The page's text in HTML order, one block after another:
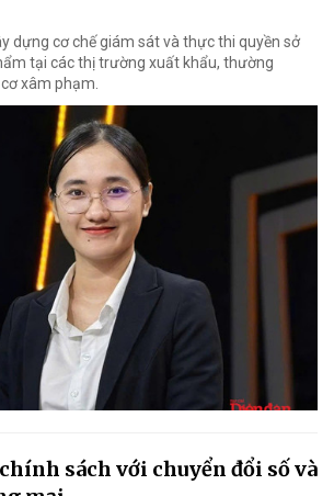
dựng cơ chế giám sát và thực thi quyền sở
tại các thị trường xuất khẩu, thường
xâm phạm.
sách với chuyển đổi số và